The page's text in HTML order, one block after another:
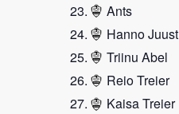
Ants
Hanno Juust
Triinu Abel
Reio Treier
Kaisa Treier